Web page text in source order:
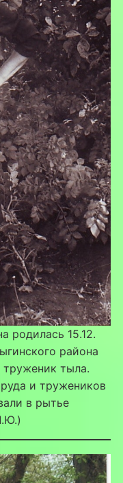
родилась 15.12.
района
труженик тыла.
и тружеников
в рытье